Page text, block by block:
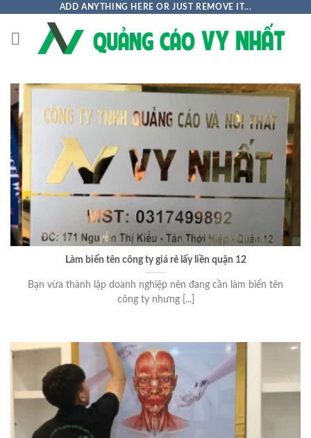
nội
ADD ANYTHING HERE OR JUST REMOVE IT...
Làm biển tên công ty giá rẻ lấy liền quận 12
Bạn vừa thành lập doanh nghiệp nên đang cần làm biển tên
công ty nhưng [...]